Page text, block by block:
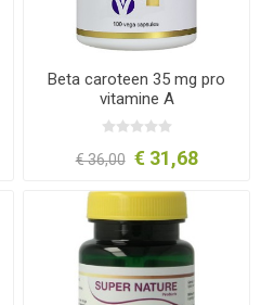
Beta caroteen 35 mg pro
vitamine A
€ 36,00 € 31,68